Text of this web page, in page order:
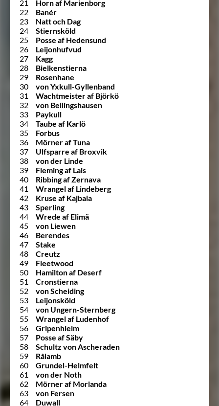
21
Horn af Marienborg
22
Banér
23
Natt och Dag
24
Stiernsköld
25
Posse af Hedensund
26
Leijonhufvud
27
Kagg
28
Bielkenstierna
29
Rosenhane
30
von Yxkull-Gyllenband
31
Wachtmeister af Björkö
32
von Bellingshausen
33
Paykull
34
Taube af Karlö
35
Forbus
36
Mörner af Tuna
37
Ulfsparre af Broxvik
38
von der Linde
39
Fleming af Lais
40
Ribbing af Zernava
41
Wrangel af Lindeberg
42
Kruse af Kajbala
43
Sperling
44
Wrede af Elimä
45
von Liewen
46
Berendes
47
Stake
48
Creutz
49
Fleetwood
50
Hamilton af Deserf
51
Cronstierna
52
von Scheiding
53
Leijonsköld
54
von Ungern-Sternberg
55
Wrangel af Ludenhof
56
Gripenhielm
57
Posse af Säby
58
Schultz von Ascheraden
59
Rålamb
60
Grundel-Helmfelt
61
von der Noth
62
Mörner af Morlanda
63
von Fersen
64
Duwall